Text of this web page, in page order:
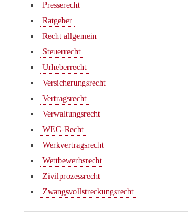
Presserecht
Ratgeber
Recht allgemein
Steuerrecht
Urheberrecht
Versicherungsrecht
Vertragsrecht
Verwaltungsrecht
WEG-Recht
Werkvertragsrecht
Wettbewerbsrecht
Zivilprozessrecht
Zwangsvollstreckungsrecht